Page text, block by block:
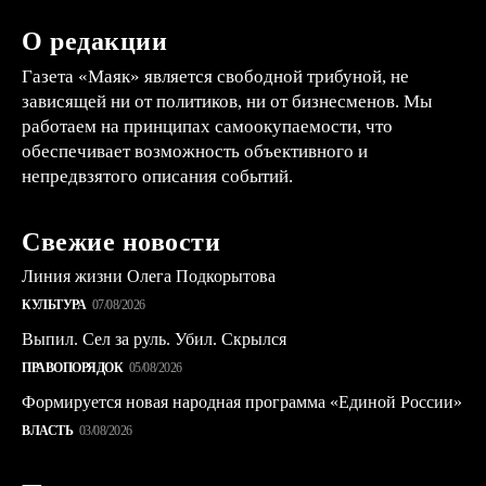
О редакции
Газета «Маяк» является свободной трибуной, не
зависящей ни от политиков, ни от бизнесменов. Мы
работаем на принципах самоокупаемости, что
обеспечивает возможность объективного и
непредвзятого описания событий.
Свежие новости
Линия жизни Олега Подкорытова
КУЛЬТУРА 07/08/2026
Выпил. Сел за руль. Убил. Скрылся
ПРАВОПОРЯДОК 05/08/2026
Формируется новая народная программа «Единой России»
ВЛАСТЬ 03/08/2026